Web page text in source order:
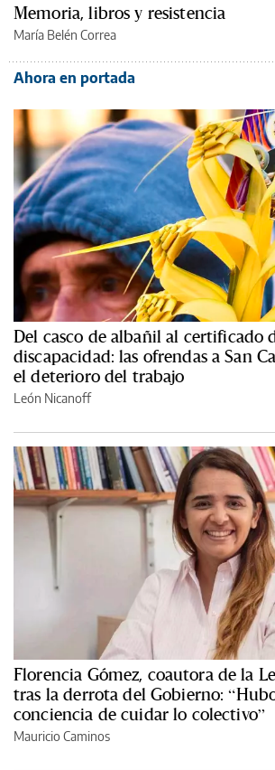
Memoria, libros y resistencia
María Belén Correa
Ahora en portada
Del casco de albañil al certificado
discapacidad: las ofrendas a San
el deterioro del trabajo
León Nicanoff
Florencia Gómez, coautora de la
tras la derrota del Gobierno:
conciencia de cuidar lo colectivo”
Mauricio Caminos